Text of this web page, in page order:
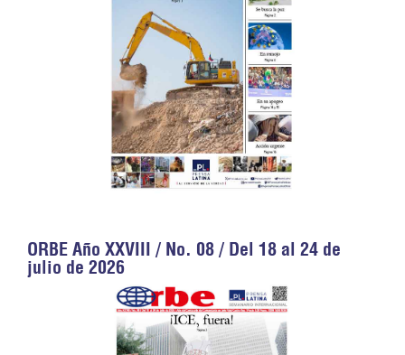
ORBE Año XXVIII / No. 08 / Del 18 al 24 de
julio de 2026